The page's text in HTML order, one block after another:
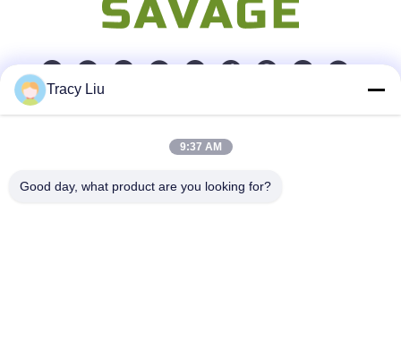
Blok A, strefa przemysłowa YouYi, wioska Xiamao, dystrykt
Tracy Liu
9:37 AM
Good day, what product are you looking for?